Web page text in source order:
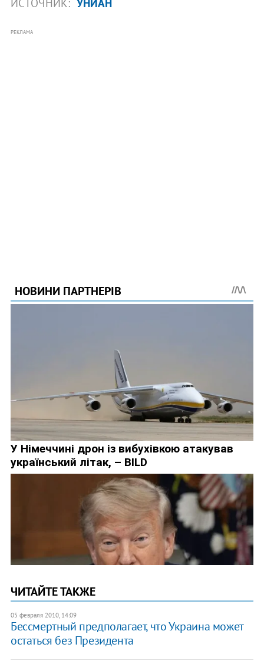
РЕКЛАМА
ЧИТАЙТЕ ТАКЖЕ
05 февраля 2010, 14:09
Бессмертный предполагает, что Украина может
остаться без Президента